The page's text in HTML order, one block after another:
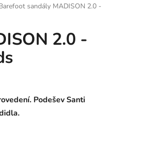
sandály MADISON 2.0 -
2.0 -
Podešev Santi